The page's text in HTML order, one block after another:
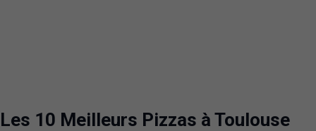
Les 10 Meilleurs Pizzas à Toulouse